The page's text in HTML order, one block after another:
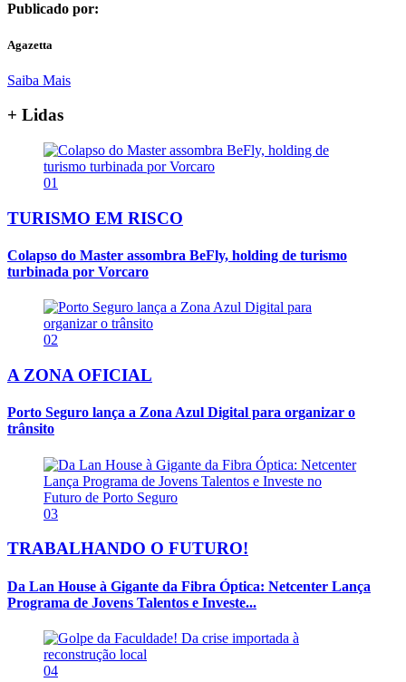
Publicado por:
Agazetta
Saiba Mais
+ Lidas
01
TURISMO EM RISCO
Colapso do Master assombra BeFly, holding de turismo
turbinada por Vorcaro
02
A ZONA OFICIAL
Porto Seguro lança a Zona Azul Digital para organizar o
trânsito
03
TRABALHANDO O FUTURO!
Da Lan House à Gigante da Fibra Óptica: Netcenter Lança
Programa de Jovens Talentos e Investe...
04